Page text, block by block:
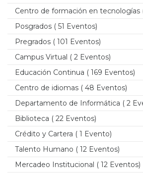
Centro de formación en tecnologías
Posgrados ( 51 Eventos)
Pregrados ( 101 Eventos)
Campus Virtual ( 2 Eventos)
Educación Continua ( 169 Eventos)
Centro de idiomas ( 48 Eventos)
Departamento de Informática ( 2
Biblioteca ( 22 Eventos)
Crédito y Cartera ( 1 Evento)
Talento Humano ( 12 Eventos)
Mercadeo Institucional ( 12 Eventos)